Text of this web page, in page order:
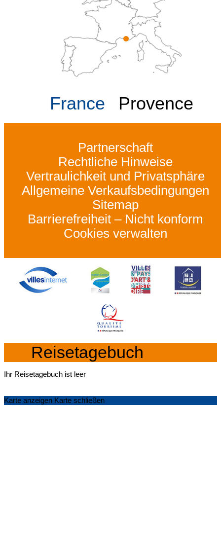
France Provence
Partnerschaft
Rechtliche Hinweise
Vertraulichkeit und Privatsphäre
Allgemeine Verkaufsbedingungen
Sitemap
Barrierefreiheit – Nicht konform
Cookies verwalten
Reisetagebuch
Ihr Reisetagebuch ist leer
Karte anzeigen Karte schließen